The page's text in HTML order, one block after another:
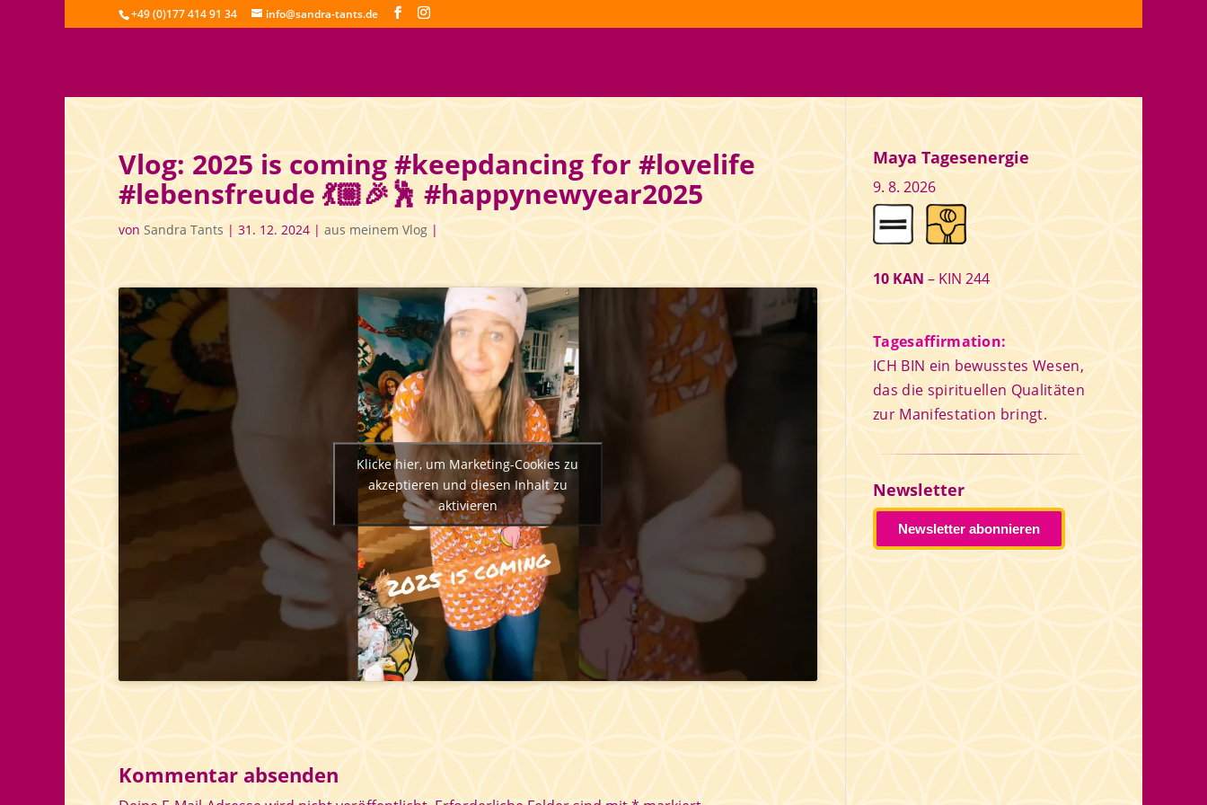
+49 (0)177 414 91 34 info@sandra-tants.de
Vlog: 2025 is coming #keepdancing for #lovelife
#lebensfreude 💃🏼🎉🕺 #happynewyear2025
von Sandra Tants | 31. 12. 2024 | aus meinem Vlog |
Klicke hier, um Marketing-Cookies zu
akzeptieren und diesen Inhalt zu
aktivieren
Kommentar absenden
Maya Tagesenergie
9. 8. 2026
10 KAN – KIN 244
Tagesaffirmation:
ICH BIN ein bewusstes Wesen,
das die spirituellen Qualitäten
zur Manifestation bringt.
Newsletter
Newsletter abonnieren